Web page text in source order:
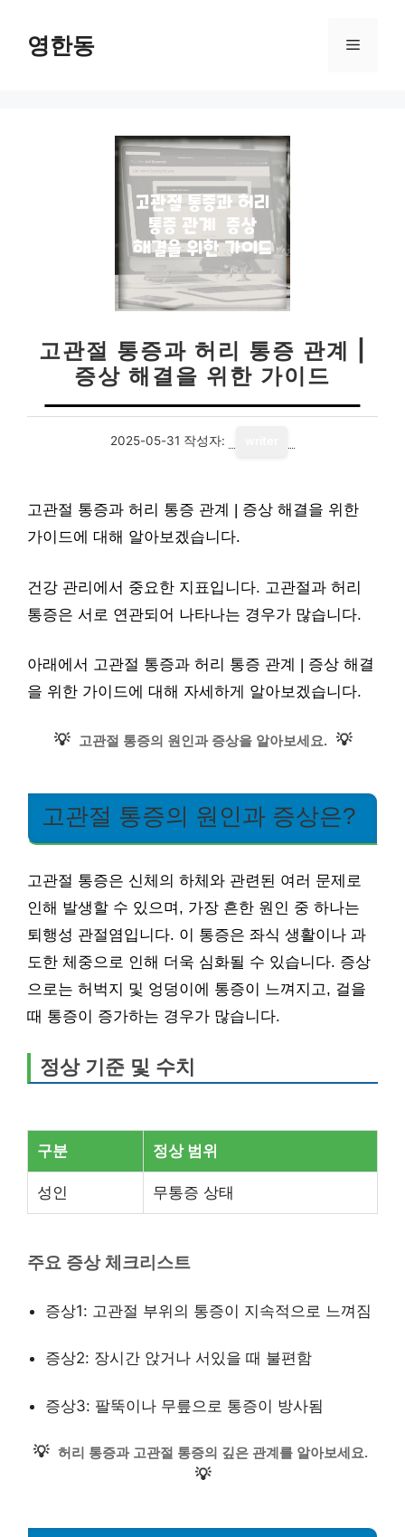
영한동 메
고관절 통증과 허리 통증 관계 |
증상 해결을 위한 가이드
2025-05-31 작성자:
고관절 통증과 허리 통증 관계 | 증상 해결을 위한
가이드에 대해 알아보겠습니다.
건강 관리에서 중요한 지표입니다. 고관절과 허리
통증은 서로 연관되어 나타나는 경우가 많습니다.
아래에서 고관절 통증과 허리 통증 관계 | 증상 해결
을 위한 가이드에 대해 자세하게 알아보겠습니다.
💡 고관절 통증의 원인과 증상을 알아보세요. 💡
고관절 통증의 원인과 증상은?
고관절 통증은 신체의 하체와 관련된 여러 문제로
인해 발생할 수 있으며, 가장 흔한 원인 중 하나는
퇴행성 관절염입니다. 이 통증은 좌식 생활이나 과
도한 체중으로 인해 더욱 심화될 수 있습니다. 증상
으로는 허벅지 및 엉덩이에 통증이 느껴지고, 걸을
때 통증이 증가하는 경우가 많습니다.
정상 기준 및 수치
구분 정상 범위
성인 무통증 상태
주요 증상 체크리스트
증상1: 고관절 부위의 통증이 지속적으로 느껴짐
증상2: 장시간 앉거나 서있을 때 불편함
증상3: 팔뚝이나 무릎으로 통증이 방사됨
💡 허리 통증과 고관절 통증의 깊은 관계를 알아보세요.
💡